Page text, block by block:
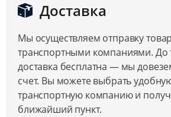
Доставка
Мы осуществляем отправку
транспортными компаниями. До
доставка бесплатна — мы
счет. Вы можете выбрать
транспортную компанию и
ближайший пункт.